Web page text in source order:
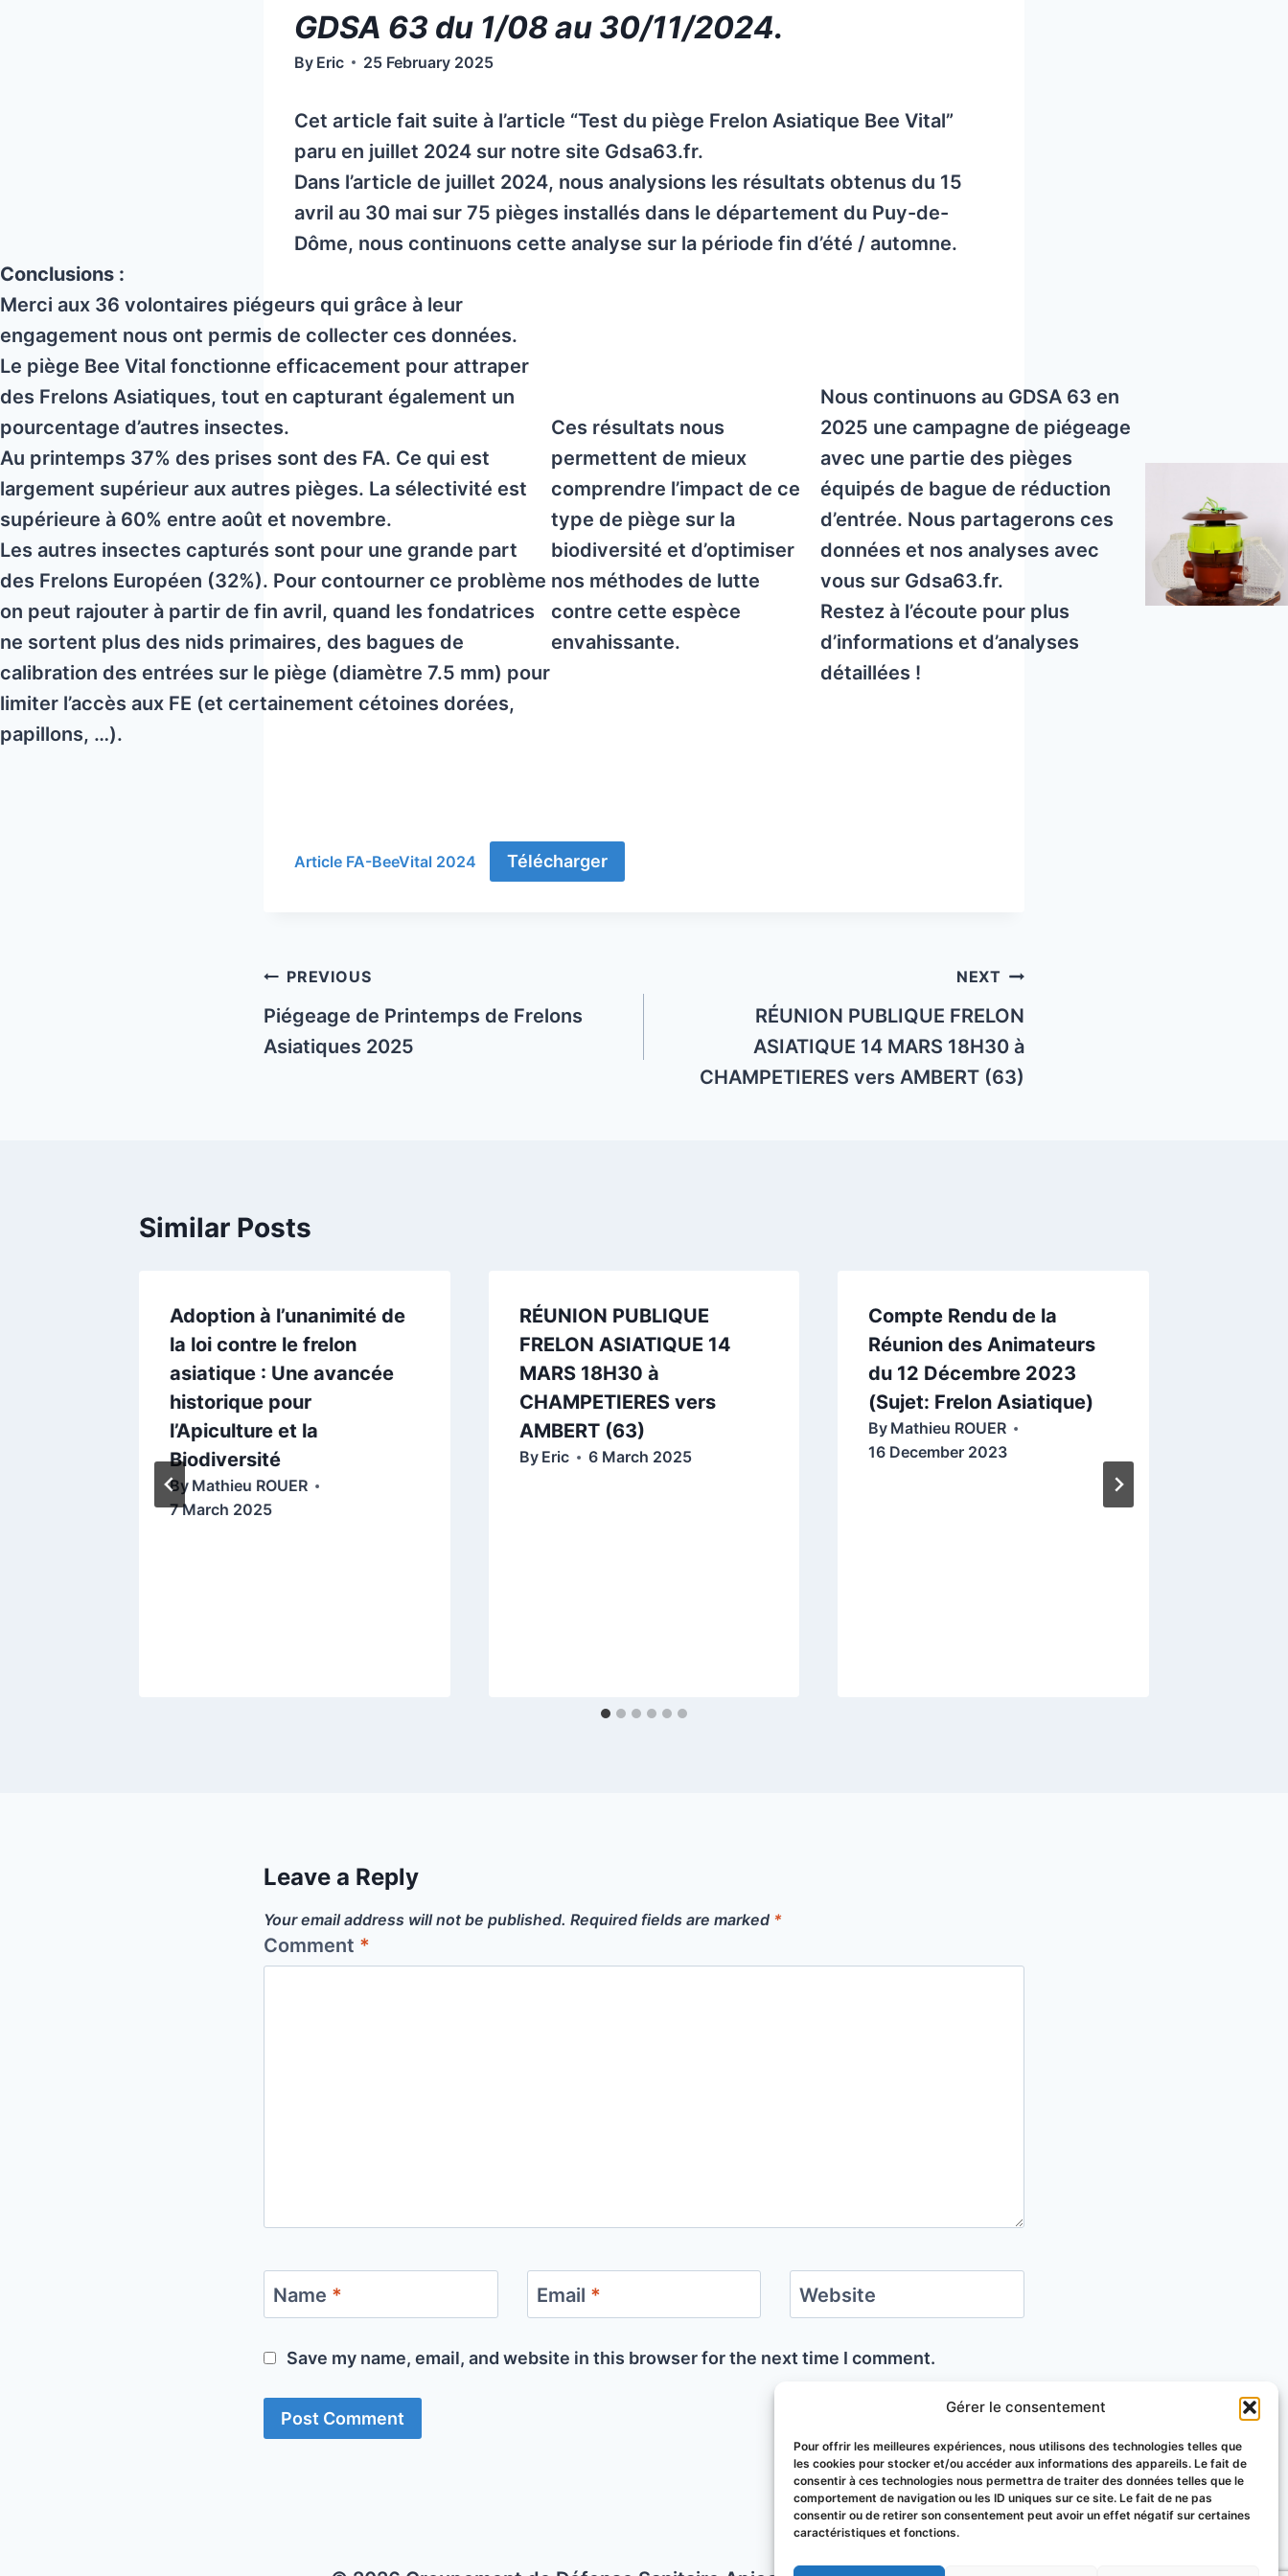
Gérer le consentement
Pour offrir les meilleures expériences, nous utilisons des technologies telles que
les cookies pour stocker et/ou accéder aux informations des appareils. Le fait de
consentir à ces technologies nous permettra de traiter des données telles que le
comportement de navigation ou les ID uniques sur ce site. Le fait de ne pas
consentir ou de retirer son consentement peut avoir un effet négatif sur certaines
caractéristiques et fonctions.
GDSA 63 du 1/08 au 30/11/2024.
By Eric 25 February 2025
Cet article fait suite à l’article “Test du piège Frelon Asiatique Bee Vital”
paru en juillet 2024 sur notre site Gdsa63.fr.
Dans l’article de juillet 2024, nous analysions les résultats obtenus du 15
avril au 30 mai sur 75 pièges installés dans le département du Puy-de-
Dôme, nous continuons cette analyse sur la période fin d’été / automne.
Conclusions :
Merci aux 36 volontaires piégeurs qui grâce à leur
engagement nous ont permis de collecter ces données.
Le piège Bee Vital fonctionne efficacement pour attraper
des Frelons Asiatiques, tout en capturant également un
pourcentage d’autres insectes.
Au printemps 37% des prises sont des FA. Ce qui est
largement supérieur aux autres pièges. La sélectivité est
supérieure à 60% entre août et novembre.
Les autres insectes capturés sont pour une grande part
des Frelons Européen (32%). Pour contourner ce problème
on peut rajouter à partir de fin avril, quand les fondatrices
ne sortent plus des nids primaires, des bagues de
calibration des entrées sur le piège (diamètre 7.5 mm) pour
limiter l’accès aux FE (et certainement cétoines dorées,
papillons, …).
Ces résultats nous
permettent de mieux
comprendre l’impact de ce
type de piège sur la
biodiversité et d’optimiser
nos méthodes de lutte
contre cette espèce
envahissante.
Nous continuons au GDSA 63 en
2025 une campagne de piégeage
avec une partie des pièges
équipés de bague de réduction
d’entrée. Nous partagerons ces
données et nos analyses avec
vous sur Gdsa63.fr.
Restez à l’écoute pour plus
d’informations et d’analyses
détaillées !
Article FA-BeeVital 2024 Télécharger
Post
navigation
PREVIOUS
Piégeage de Printemps de Frelons
Asiatiques 2025
NEXT
RÉUNION PUBLIQUE FRELON
ASIATIQUE 14 MARS 18H30 à
CHAMPETIERES vers AMBERT (63)
Similar Posts
Adoption à l’unanimité de
la loi contre le frelon
asiatique : Une avancée
historique pour
l’Apiculture et la
Biodiversité
By Mathieu ROUER
7 March 2025
RÉUNION PUBLIQUE
FRELON ASIATIQUE 14
MARS 18H30 à
CHAMPETIERES vers
AMBERT (63)
By Eric 6 March 2025
Compte Rendu de la
Réunion des Animateurs
du 12 Décembre 2023
(Sujet: Frelon Asiatique)
By Mathieu ROUER
16 December 2023
Leave a Reply
Your email address will not be published. Required fields are marked *
Comment *
Name * Email * Website
Save my name, email, and website in this browser for the next time I comment.